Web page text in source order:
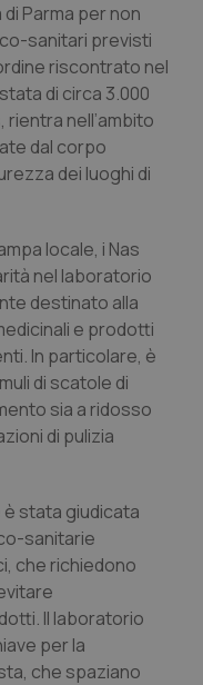
Parma per non
sanitari previsti
riscontrato nel
di circa 3.000
rientra nell’ambito
dal corpo
dei luoghi di
locale, i Nas
nel laboratorio
destinato alla
e prodotti
In particolare, è
di scatole di
sia a ridosso
di pulizia
stata giudicata
sanitarie
che richiedono
Il laboratorio
per la
che spaziano